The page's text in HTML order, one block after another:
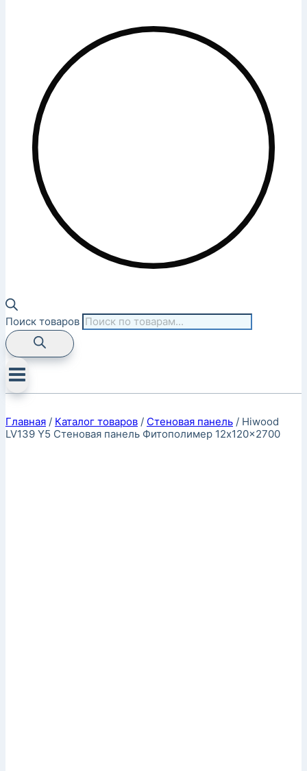
Поиск товаров
Главная / Каталог товаров / Стеновая панель / Hiwood
LV139 Y5 Стеновая панель Фитополимер 12x120x2700